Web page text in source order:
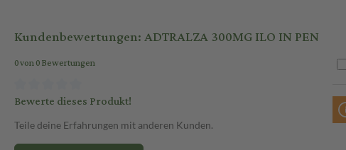
Kundenbewertungen: ADTRALZA 300MG ILO IN PEN
0 von 0 Bewertungen
Bewerte dieses Produkt!
Teile deine Erfahrungen mit anderen Kunden.